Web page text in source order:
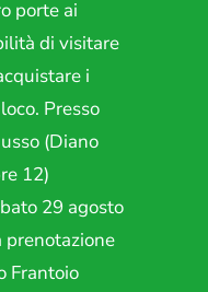
porte ai
di visitare
i
Presso
(Diano
12)
29 agosto
prenotazione
Frantoio